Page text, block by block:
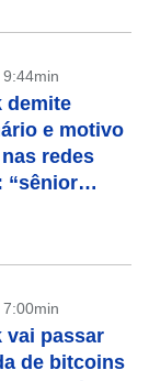
9:44min
demite
e motivo
redes
“sênior
7:00min
vai passar
de bitcoins